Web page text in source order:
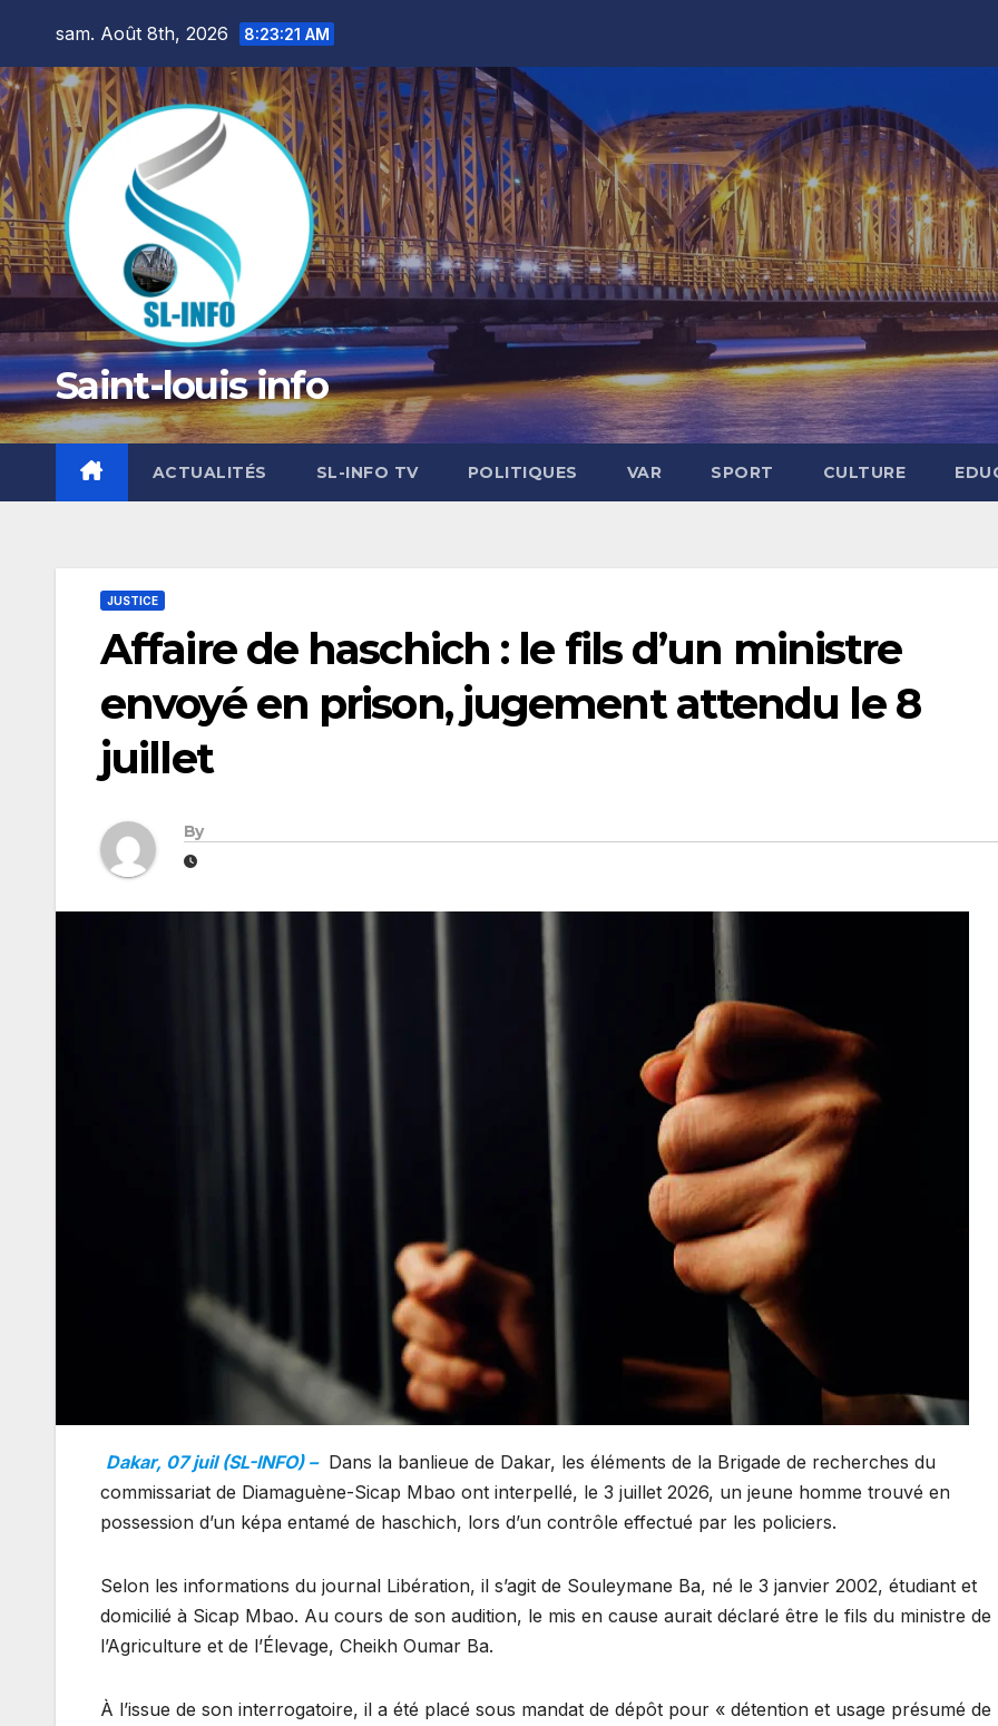
content
sam. Août 8th, 2026 8:23:22 AM
Saint-louis info
ACTUALITÉS SL-INFO TV POLITIQUES VAR SPORT CULTURE
JUSTICE
Affaire de haschich : le fils d’un ministre
envoyé en prison, jugement attendu le 8
juillet
By
Dakar, 07 juil (SL-INFO) – Dans la banlieue de Dakar, les éléments de la Brigade de recherches du
commissariat de Diamaguène-Sicap Mbao ont interpellé, le 3 juillet 2026, un jeune homme trouvé en
possession d’un képa entamé de haschich, lors d’un contrôle effectué par les policiers.
Selon les informations du journal Libération, il s’agit de Souleymane Ba, né le 3 janvier 2002, étudiant et
domicilié à Sicap Mbao. Au cours de son audition, le mis en cause aurait déclaré être le fils du ministre de
l’Agriculture et de l’Élevage, Cheikh Oumar Ba.
À l’issue de son interrogatoire, il a été placé sous mandat de dépôt pour « détention et usage présumé de